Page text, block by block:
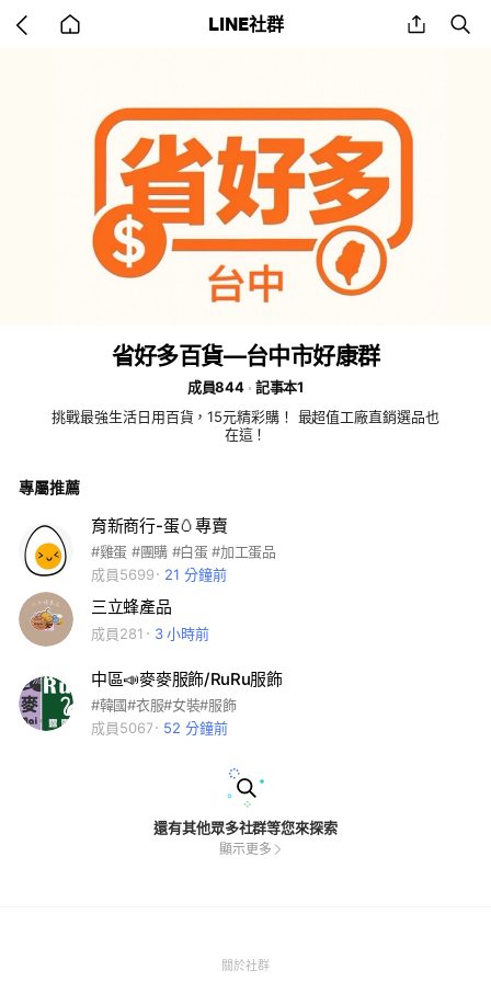
back LINE社群 share
省好多百貨—台中市好康群
成員844
記事本1
挑戰最強生活日用百貨，15元精彩購！ 最超值工廠直銷選品也
在這！
專屬推薦
育新商行-蛋🥚專賣
#雞蛋 #團購 #白蛋 #加工蛋品
成員5699
21 分鐘前
三立蜂產品
成員281 3 小時前
中區📣麥麥服飾/RuRu服飾
#韓國#衣服#女裝#服飾
成員5067
52 分鐘前
還有其他眾多社群等您來探索
顯示更多
關於社群(Open